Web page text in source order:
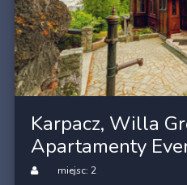
Karpacz, Willa
Apartamenty
miejsc: 2